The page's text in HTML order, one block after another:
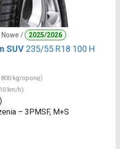
Nowe / 2025/2026
SUV 235/55 R18 100 H
800 kg/oponę)
km/h)
– 3PMSF, M+S